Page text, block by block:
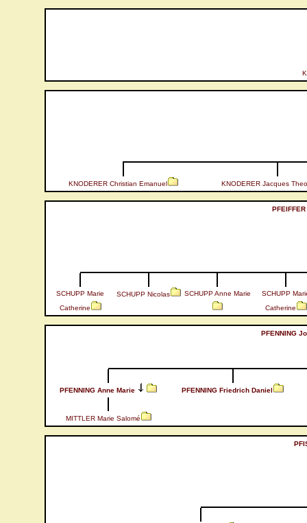
KNODERER Christian Emanuel KNODERER Jacques
SCHUPP Marie
Catherine
SCHUPP Nicolas SCHUPP Anne Marie
SCHUPP
Catherine
PFENNING
PFENNING Anne Marie PFENNING Friedrich Daniel
MITTLER Marie Salomé